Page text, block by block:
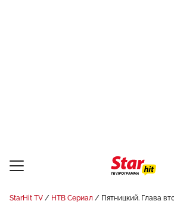
StarHit TV НТВ Сериал
Пятницкий. Глава